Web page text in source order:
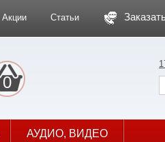
Акции Статьи
0
АУДИО, ВИДЕО